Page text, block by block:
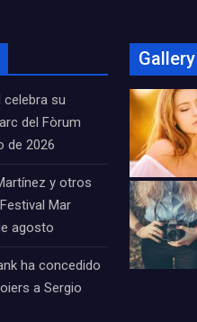
celebra su
del Fòrum
de 2026
y otros
Mar
agosto
ha concedido
a Sergio
Gallery